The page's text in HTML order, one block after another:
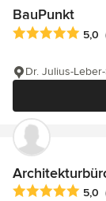
BauPunkt
5,0
Dr. Julius-
5,0